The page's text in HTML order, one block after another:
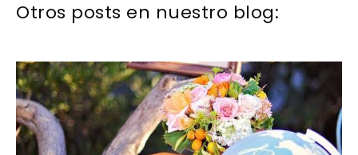
Otros posts en nuestro blog: